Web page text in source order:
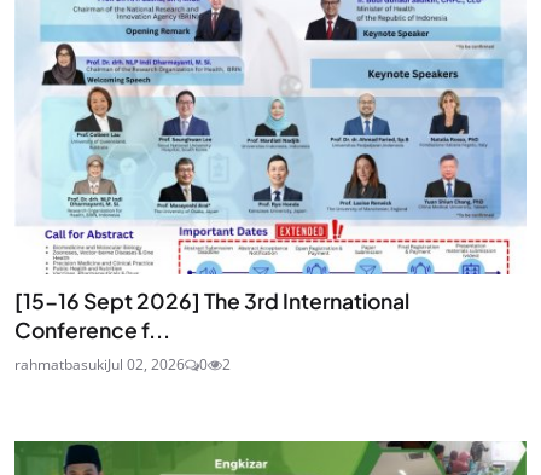
[15-16 Sept 2026] The 3rd International
Conference f...
rahmatbasukiJul 02, 2026 0 2